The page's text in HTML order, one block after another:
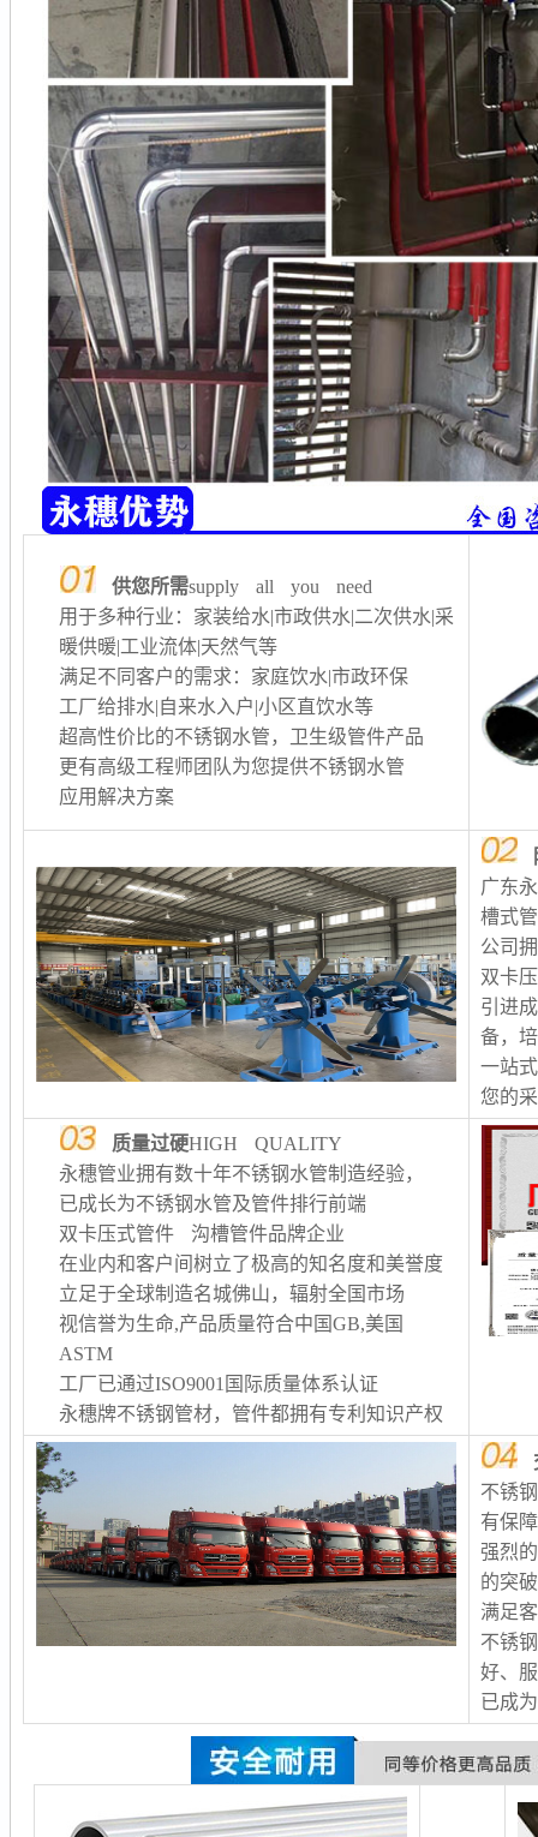
供您所需supply all you need
用于多种行业：家装给水|市政供水|二次供水|采
暖供暖|工业流体|天然气等
满足不同客户的需求：家庭饮水|市政环保
工厂给排水|自来水入户|小区直饮水等
超高性价比的不锈钢水管，卫生级管件产品
更有高级工程师团队为您提供不锈钢水管
应用解决方案
广东
槽式
公司
双卡
引进
备，
一站
您的
质量过硬HIGH QUALITY
永穗管业拥有数十年不锈钢水管制造经验，
已成长为不锈钢水管及管件排行前端
双卡压式管件 沟槽管件品牌企业
在业内和客户间树立了极高的知名度和美誉度
立足于全球制造名城佛山，辐射全国市场
视信誉为生命,产品质量符合中国GB,美国
ASTM
工厂已通过ISO9001国际质量体系认证
永穗牌不锈钢管材，管件都拥有专利知识产权
不锈
有保障
强烈
的突
满足
不锈
好、
已成